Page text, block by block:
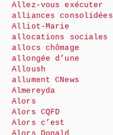
Allez-vous exécuter
alliances consolidées
Alliot-Marie
allocations sociales
allocs chômage
allongée d’une
Alloush
allument CNews
Almereyda
Alors
Alors CQFD
Alors c’est